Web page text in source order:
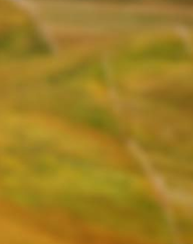
du
gouvernement
du